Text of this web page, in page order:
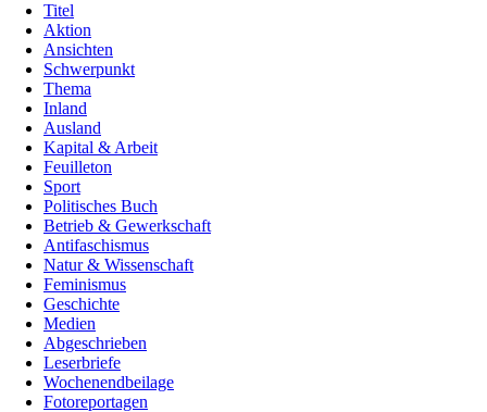
Titel
Aktion
Ansichten
Schwerpunkt
Thema
Inland
Ausland
Kapital & Arbeit
Feuilleton
Sport
Politisches Buch
Betrieb & Gewerkschaft
Antifaschismus
Natur & Wissenschaft
Feminismus
Geschichte
Medien
Abgeschrieben
Leserbriefe
Wochenendbeilage
Fotoreportagen